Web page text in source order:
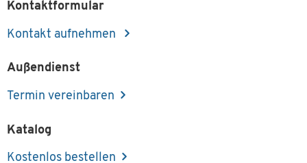
Kontaktformular
Kontakt aufnehmen
Außendienst
Termin vereinbaren
Katalog
Kostenlos bestellen